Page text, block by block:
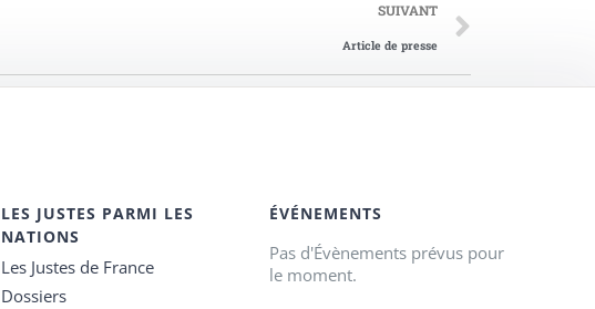
SUIVANT
Article de presse
LES JUSTES PARMI LES
NATIONS
Les Justes de France
Dossiers
ÉVÉNEMENTS
Pas d'Évènements prévus pour
le moment.